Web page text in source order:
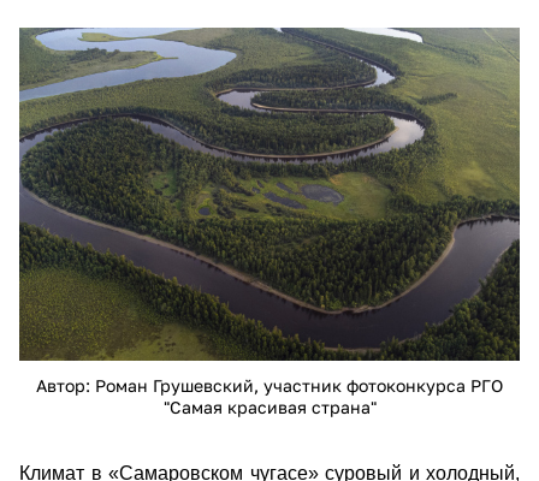
26473.jpg
Автор: Роман Грушевский, участник фотоконкурса РГО
"Самая красивая страна"
Климат в «Самаровском чугасе» суровый и холодный,